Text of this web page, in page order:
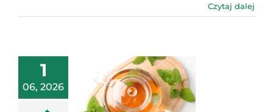
Czytaj dalej
1
06, 2026